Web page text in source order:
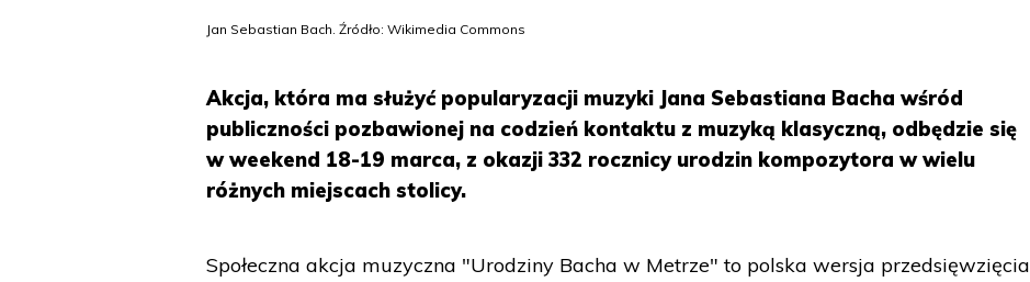
Jan Sebastian Bach. Źródło: Wikimedia Commons
Akcja, która ma służyć popularyzacji muzyki Jana Sebastiana Bacha wśród
publiczności pozbawionej na codzień kontaktu z muzyką klasyczną, odbędzie się
w weekend 18-19 marca, z okazji 332 rocznicy urodzin kompozytora w wielu
różnych miejscach stolicy.
Społeczna akcja muzyczna "Urodziny Bacha w Metrze" to polska wersja przedsięwzięcia